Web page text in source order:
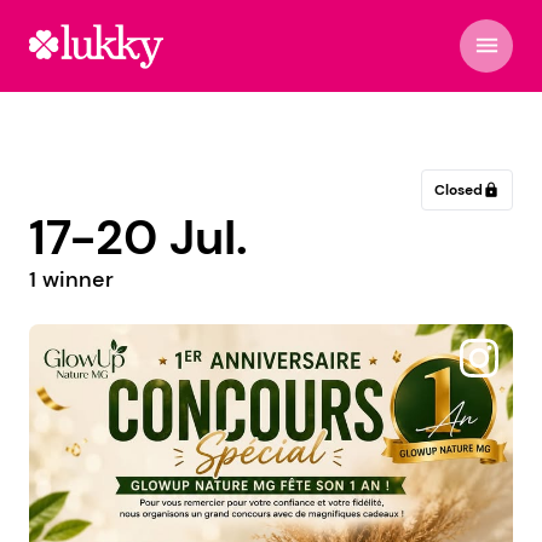
menu
Closed lock
17-20 Jul.
1 winner
@amberfloreria